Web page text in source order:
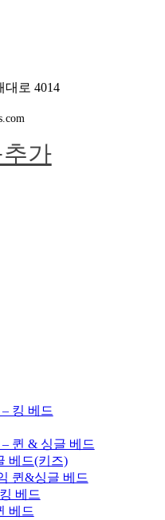
대로 4014
킹 베드
퀸 & 싱글 베드
베드(키즈)
퀸&싱글 베드
베드
베드